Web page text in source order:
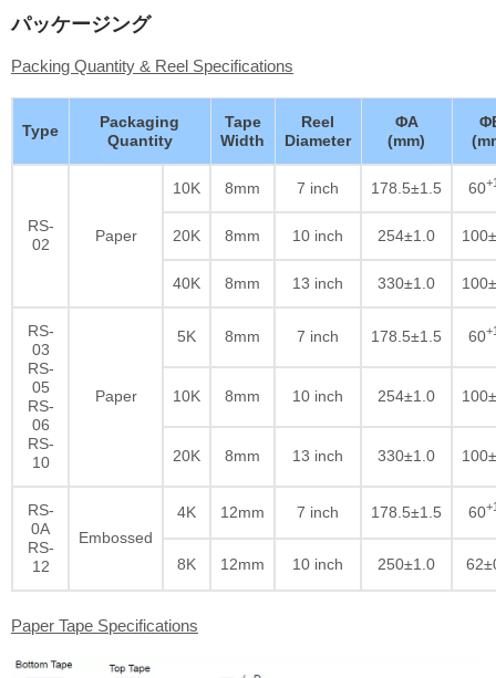
パッケージング
Packing Quantity & Reel Specifications
Type
Packaging
Quantity
Tape
Width
Reel
Diameter
ΦA
(mm)
RS-
02
Paper
10K 8mm 7 inch 178.5±1.5 60
20K 8mm 10 inch 254±1.0
40K 8mm 13 inch 330±1.0
RS-
03
RS-
05
RS-
06
RS-
10
Paper
5K 8mm 7 inch 178.5±1.5 60
10K 8mm 10 inch 254±1.0
20K 8mm 13 inch 330±1.0
RS-
0A
RS-
12
Embossed
4K 12mm 7 inch 178.5±1.5 60
8K 12mm 10 inch 250±1.0
Paper Tape Specifications